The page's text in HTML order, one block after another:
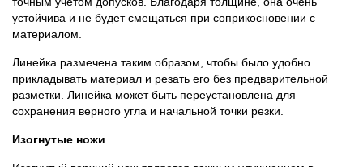
устойчива и не будет смещаться при соприкосновении с
материалом.
Линейка размечена таким образом, чтобы было удобно
прикладывать материал и резать его без предварительной
разметки. Линейка может быть переустановлена для
сохранения верного угла и начальной точки резки.
Изогнутые ножи